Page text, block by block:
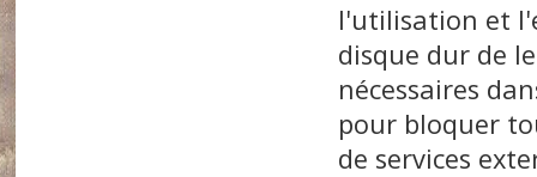
l'utilisation et
disque dur de
nécessaires
pour bloquer
de services